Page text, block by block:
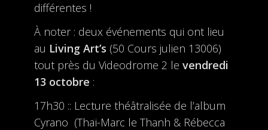
différentes !
À noter : deux événements qui ont lieu
au Living Art’s (50 Cours julien 13006)
tout près du Videodrome 2 le vendredi
13 octobre :
17h30 :: Lecture théâtralisée de l’album
Cyrano (Thaï-Marc le Thanh & Rébecca